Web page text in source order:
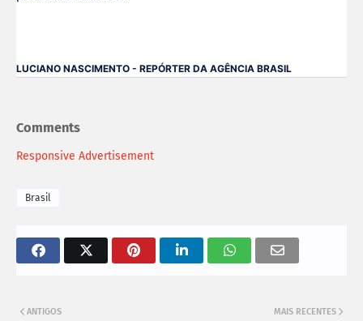
LUCIANO NASCIMENTO - REPÓRTER DA AGÊNCIA BRASIL
Comments
Responsive Advertisement
Brasil
MAIS RECENTES
ANTIGOS